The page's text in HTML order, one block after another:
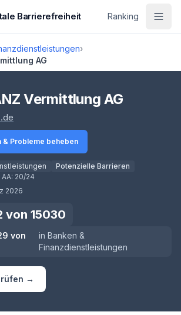
Barrierefreiheit Ranking
›
AG
Vermittlung AG
& Probleme beheben
Potenzielle Barrieren
20/24
2026
von 15030
von
in Banken &
Finanzdienstleistungen
→